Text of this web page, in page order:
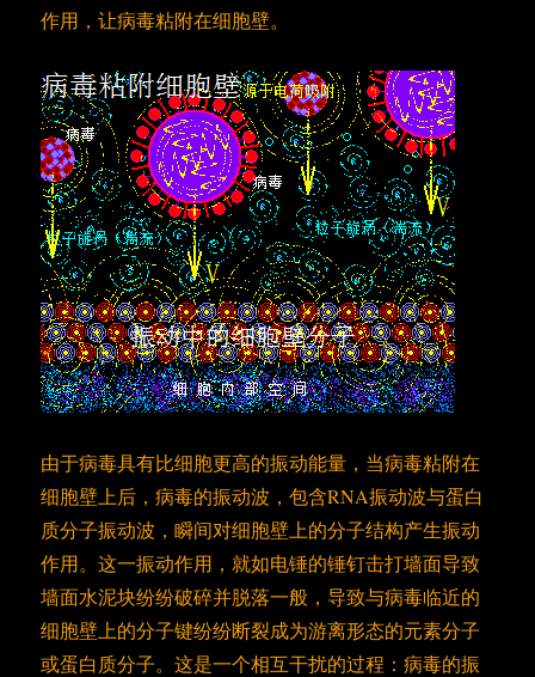
作用，让病毒粘附在细胞壁。
由于病毒具有比细胞更高的振动能量，当病毒粘附在
细胞壁上后，病毒的振动波，包含RNA振动波与蛋白
质分子振动波，瞬间对细胞壁上的分子结构产生振动
作用。这一振动作用，就如电锤的锤钉击打墙面导致
墙面水泥块纷纷破碎并脱落一般，导致与病毒临近的
细胞壁上的分子键纷纷断裂成为游离形态的元素分子
或蛋白质分子。这是一个相互干扰的过程：病毒的振